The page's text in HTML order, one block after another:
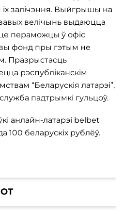
залічэння. Выйгрышы на
велічынь выдаюцца
пераможцы ў офіс
фонд пры гэтым не
Празрыстасць
рэспубліканскім
“Беларускія латарэі”,
падтрымкі гульцоў.
анлайн-латарэі belbet
100 беларускіх рублёў.